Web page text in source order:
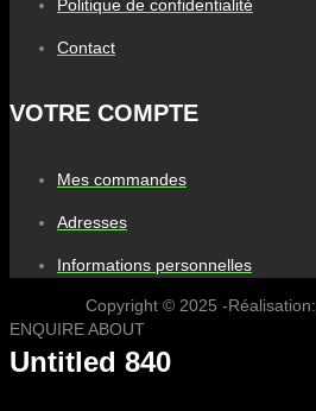
Politique de confidentialité
Contact
VOTRE COMPTE
Mes commandes
Adresses
Informations personnelles
Copyright © 2025 -Réalisation:
ENQUIRE ABOUT
Untitled 840